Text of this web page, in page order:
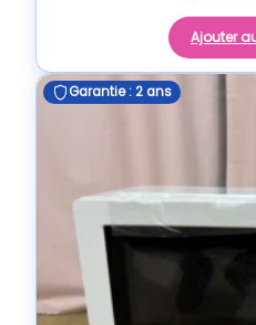
Ajouter
Garantie : 2 ans